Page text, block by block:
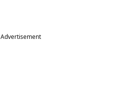
Advertisement